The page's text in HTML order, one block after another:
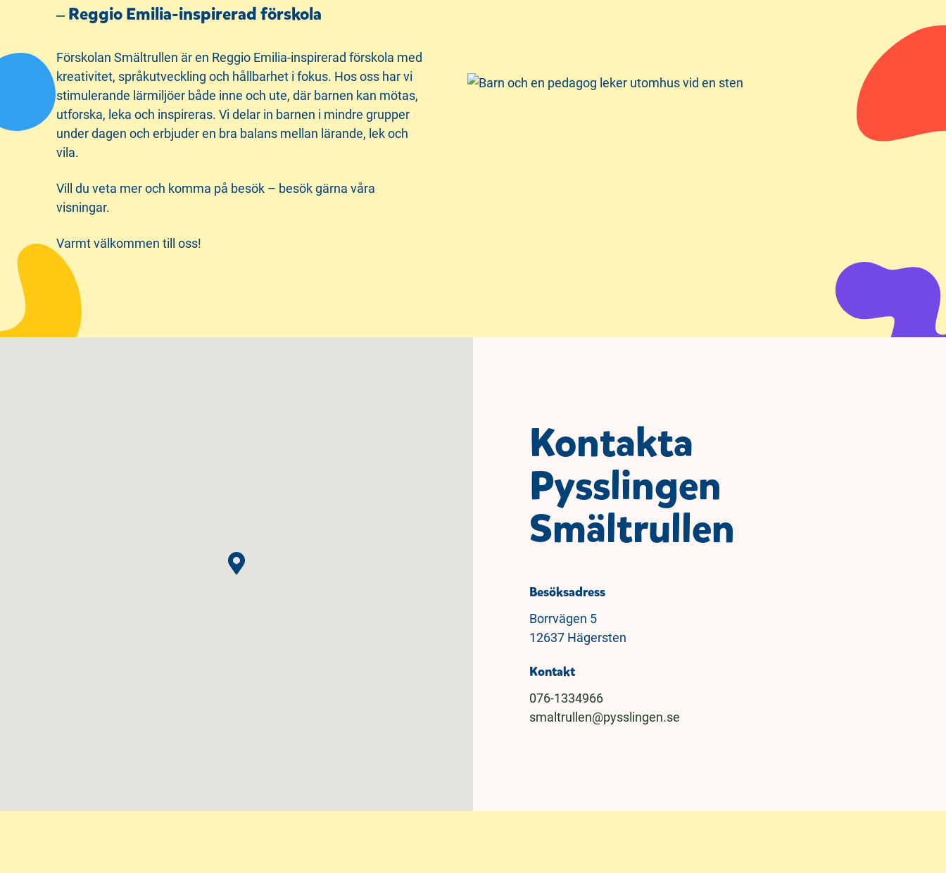
‒ Reggio Emilia-inspirerad förskola
Förskolan Smältrullen är en Reggio Emilia-inspirerad förskola med
kreativitet, språkutveckling och hållbarhet i fokus. Hos oss har vi
stimulerande lärmiljöer både inne och ute, där barnen kan mötas,
utforska, leka och inspireras. Vi delar in barnen i mindre grupper
under dagen och erbjuder en bra balans mellan lärande, lek och
vila.
Vill du veta mer och komma på besök – besök gärna våra
visningar.
Varmt välkommen till oss!
Kontakta
Pysslingen
Smältrullen
Besöksadress
Borrvägen 5
12637 Hägersten
Kontakt
076-1334966
smaltrullen@pysslingen.se